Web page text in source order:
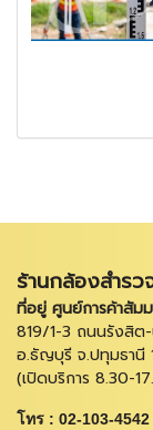
ร้านกล้องสำร
ที่อยู่ ศูนย์การค้าสัม
819/1-3 ถนนรังสิต
อ.ธัญบุรี จ.ปทุมธานี
(เปิดบริการ 8.30-
โทร : 02-103-4542